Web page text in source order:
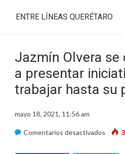
ENTRE LÍNEAS QUERÉTARO
Jazmín Olvera
a presentar
trabajar hasta su
mayo 18, 2021, 11:56 am
Comentarios desactivados en